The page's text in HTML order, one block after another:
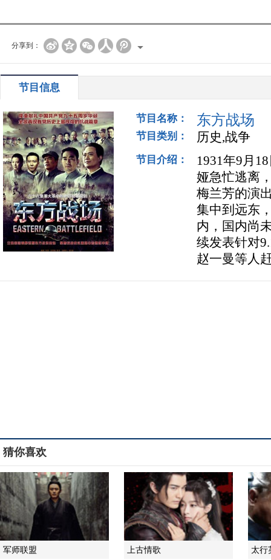
分享到：
节目信息
节目名称： 东方战场
节目类别： 历史,战争
节目介绍：
1931年9月
娅急忙逃离
梅兰芳的演
集中到远东
内，国内尚
续发表针对
赵一曼等人
猜你喜欢
军师联盟 上古情歌 太行